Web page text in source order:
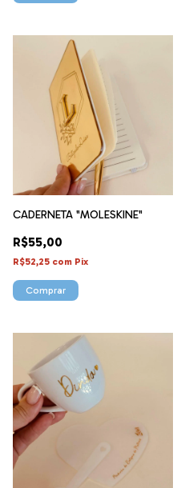
CADERNETA "MOLESKINE"
R$55,00
R$52,25 com Pix